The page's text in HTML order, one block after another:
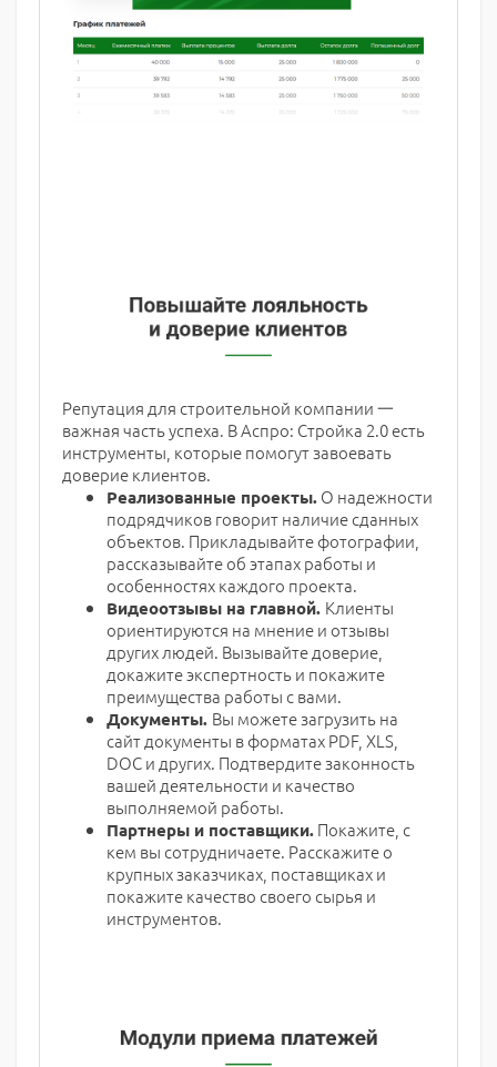
Репутация для строительной компании 一
важная часть успеха. В Аспро: Стройка 2.0 есть
инструменты, которые помогут завоевать
доверие клиентов.
Реализованные проекты. О надежности
подрядчиков говорит наличие сданных
объектов. Прикладывайте фотографии,
рассказывайте об этапах работы и
особенностях каждого проекта.
Видеоотзывы на главной. Клиенты
ориентируются на мнение и отзывы
других людей. Вызывайте доверие,
докажите экспертность и покажите
преимущества работы с вами.
Документы. Вы можете загрузить на
сайт документы в форматах PDF, XLS,
DOC и других. Подтвердите законность
вашей деятельности и качество
выполняемой работы.
Партнеры и поставщики. Покажите, с
кем вы сотрудничаете. Расскажите о
крупных заказчиках, поставщиках и
покажите качество своего сырья и
инструментов.